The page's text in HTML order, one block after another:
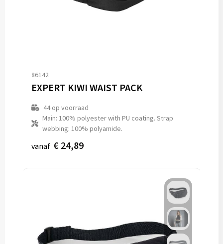
86142
EXPERT KIWI WAIST PACK
44op voorraad
Main: 100% polyester with PU coating. Strap
webbing: 100% polyamide.
vanaf € 24,89